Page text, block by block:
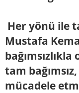
Her yönü ile
Mustafa
tam
mücadele